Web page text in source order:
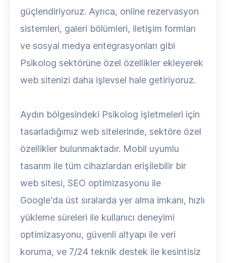
güçlendiriyoruz. Ayrıca, online rezervasyon
sistemleri, galeri bölümleri, iletişim formları
ve sosyal medya entegrasyonları gibi
Psikolog sektörüne özel özellikler ekleyerek
web sitenizi daha işlevsel hale getiriyoruz.
Aydın bölgesindeki Psikolog işletmeleri için
tasarladığımız web sitelerinde, sektöre özel
özellikler bulunmaktadır. Mobil uyumlu
tasarım ile tüm cihazlardan erişilebilir bir
web sitesi, SEO optimizasyonu ile
Google'da üst sıralarda yer alma imkanı, hızlı
yükleme süreleri ile kullanıcı deneyimi
optimizasyonu, güvenli altyapı ile veri
koruma, ve 7/24 teknik destek ile kesintisiz